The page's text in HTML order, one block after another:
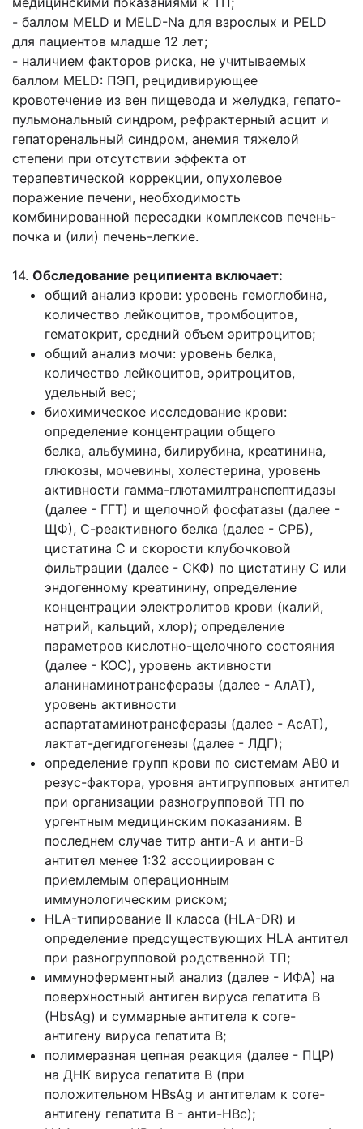
- баллом MELD и MELD-Na для взрослых и PELD
для пациентов младше 12 лет;
- наличием факторов риска, не учитываемых
баллом MELD: ПЭП, рецидивирующее
кровотечение из вен пищевода и желудка, гепато-
пульмональный синдром, рефрактерный асцит и
гепаторенальный синдром, анемия тяжелой
степени при отсутствии эффекта от
терапевтической коррекции, опухолевое
поражение печени, необходимость
комбинированной пересадки комплексов печень-
почка и (или) печень-легкие.
14. Обследование реципиента включает:
общий анализ крови: уровень гемоглобина,
количество лейкоцитов, тромбоцитов,
гематокрит, средний объем эритроцитов;
общий анализ мочи: уровень белка,
количество лейкоцитов, эритроцитов,
удельный вес;
биохимическое исследование крови:
определение концентрации общего
белка, альбумина, билирубина, креатинина,
глюкозы, мочевины, холестерина, уровень
активности гамма-глютамилтранспептидазы
(далее - ГГТ) и щелочной фосфатазы (далее -
ЩФ), С-реактивного белка (далее - СРБ),
цистатина С и скорости клубочковой
фильтрации (далее - СКФ) по цистатину С или
эндогенному креатинину, определение
концентрации электролитов крови (калий,
натрий, кальций, хлор); определение
параметров кислотно-щелочного состояния
(далее - КОС), уровень активности
аланинаминотрансферазы (далее - АлАТ),
уровень активности
аспартатаминотрансферазы (далее - АсАТ),
лактат-дегидгогенезы (далее - ЛДГ);
определение групп крови по системам АВ0 и
резус-фактора, уровня антигрупповых антител
при организации разногрупповой ТП по
ургентным медицинским показаниям. В
последнем случае титр анти-А и анти-В
антител менее 1:32 ассоциирован с
приемлемым операционным
иммунологическим риском;
HLA-типирование II класса (HLA-DR) и
определение предсуществующих HLA антител
при разногрупповой родственной ТП;
иммуноферментный анализ (далее - ИФА) на
поверхностный антиген вируса гепатита В
(HbsAg) и суммарные антитела к core-
антигену вируса гепатита В;
полимеразная цепная реакция (далее - ПЦР)
на ДНК вируса гепатита В (при
положительном HBsAg и антителам к core-
антигену гепатита В - анти-HBc);